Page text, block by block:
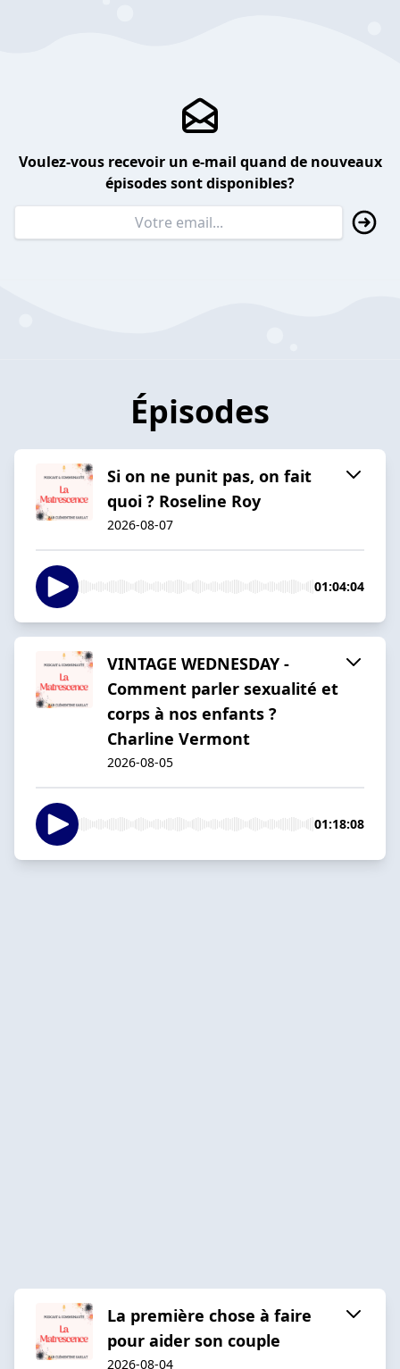
Voulez-vous recevoir un e-mail quand de nouveaux
épisodes sont disponibles?
Épisodes
Si on ne punit pas, on fait
quoi ? Roseline Roy
2026-08-07
01:04:04
VINTAGE WEDNESDAY -
Comment parler sexualité et
corps à nos enfants ?
Charline Vermont
2026-08-05
01:18:08
La première chose à faire
pour aider son couple
2026-08-04